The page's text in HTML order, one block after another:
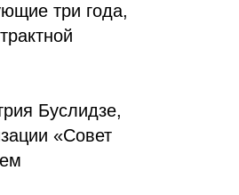
три года,
Буслидзе,
«Совет